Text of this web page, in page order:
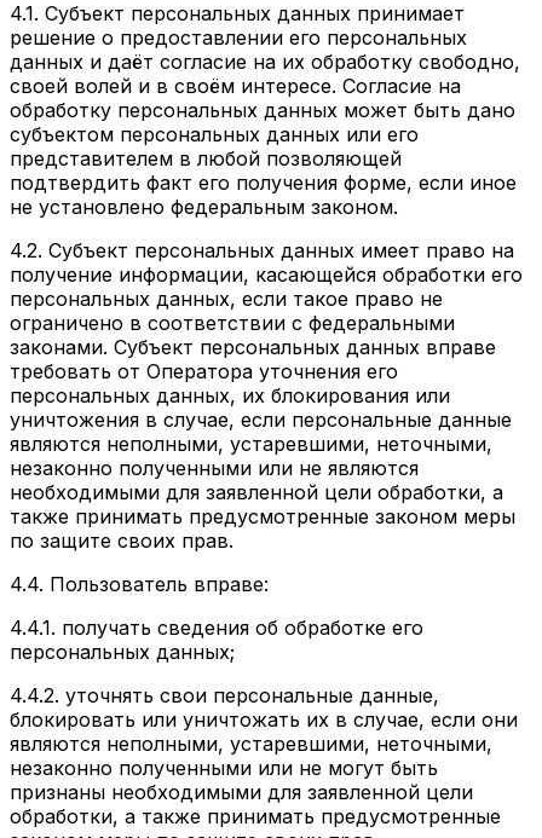
4.1. Субъект персональных данных принимает
решение о предоставлении его персональных
данных и даёт согласие на их обработку свободно,
своей волей и в своём интересе. Согласие на
обработку персональных данных может быть дано
субъектом персональных данных или его
представителем в любой позволяющей
подтвердить факт его получения форме, если иное
не установлено федеральным законом.
4.2. Субъект персональных данных имеет право на
получение информации, касающейся обработки его
персональных данных, если такое право не
ограничено в соответствии с федеральными
законами. Субъект персональных данных вправе
требовать от Оператора уточнения его
персональных данных, их блокирования или
уничтожения в случае, если персональные данные
являются неполными, устаревшими, неточными,
незаконно полученными или не являются
необходимыми для заявленной цели обработки, а
также принимать предусмотренные законом меры
по защите своих прав.
4.4. Пользователь вправе:
4.4.1. получать сведения об обработке его
персональных данных;
4.4.2. уточнять свои персональные данные,
блокировать или уничтожать их в случае, если они
являются неполными, устаревшими, неточными,
незаконно полученными или не могут быть
признаны необходимыми для заявленной цели
обработки, а также принимать предусмотренные